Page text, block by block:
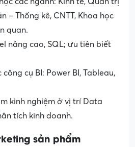
– Thống kê, CNTT, Khoa học
quan.
nâng cao, SQL; ưu tiên biết
cụ BI: Power BI, Tableau,
kinh nghiệm ở vị trí Data
tích kinh doanh.
sản phẩm